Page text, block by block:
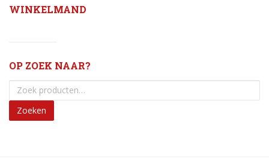
WINKELMAND
OP ZOEK NAAR?
Zoeken